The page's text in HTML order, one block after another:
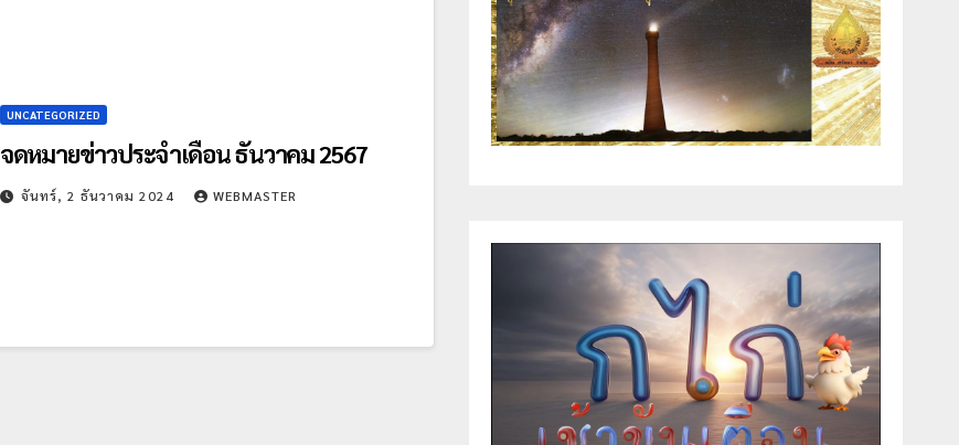
UNCATEGORIZED
จดหมายข่าวประจำเดือน ธันวาคม 2567
จันทร์, 2 ธันวาคม 2024 WEBMASTER